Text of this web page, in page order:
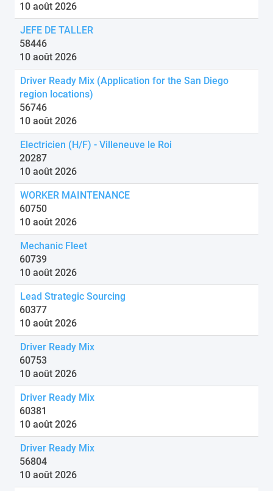
10 août 2026
JEFE DE TALLER
58446
10 août 2026
Driver Ready Mix (Application for the San Diego
region locations)
56746
10 août 2026
Electricien (H/F) - Villeneuve le Roi
20287
10 août 2026
WORKER MAINTENANCE
60750
10 août 2026
Mechanic Fleet
60739
10 août 2026
Lead Strategic Sourcing
60377
10 août 2026
Driver Ready Mix
60753
10 août 2026
Driver Ready Mix
60381
10 août 2026
Driver Ready Mix
56804
10 août 2026